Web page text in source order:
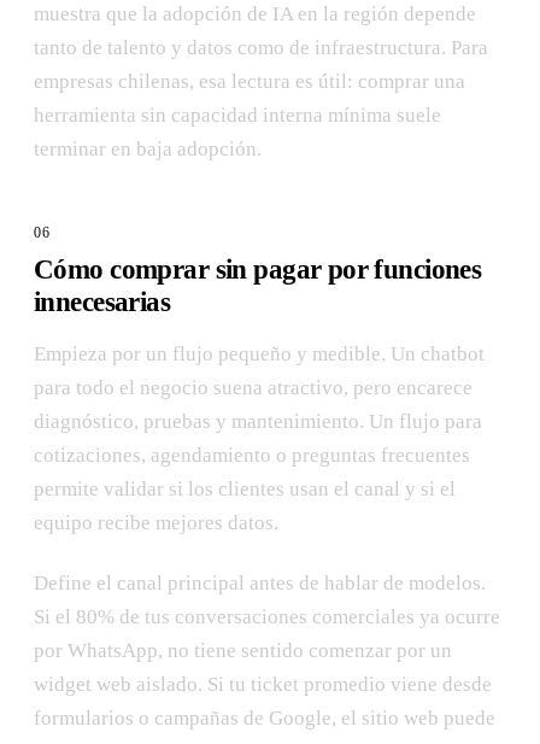
muestra que la adopción de IA en la región depende
tanto de talento y datos como de infraestructura. Para
empresas chilenas, esa lectura es útil: comprar una
herramienta sin capacidad interna mínima suele
terminar en baja adopción.
Cómo comprar sin pagar por funciones
innecesarias
Empieza por un flujo pequeño y medible. Un chatbot
para todo el negocio suena atractivo, pero encarece
diagnóstico, pruebas y mantenimiento. Un flujo para
cotizaciones, agendamiento o preguntas frecuentes
permite validar si los clientes usan el canal y si el
equipo recibe mejores datos.
Define el canal principal antes de hablar de modelos.
Si el 80% de tus conversaciones comerciales ya ocurre
por WhatsApp, no tiene sentido comenzar por un
widget web aislado. Si tu ticket promedio viene desde
formularios o campañas de Google, el sitio web puede